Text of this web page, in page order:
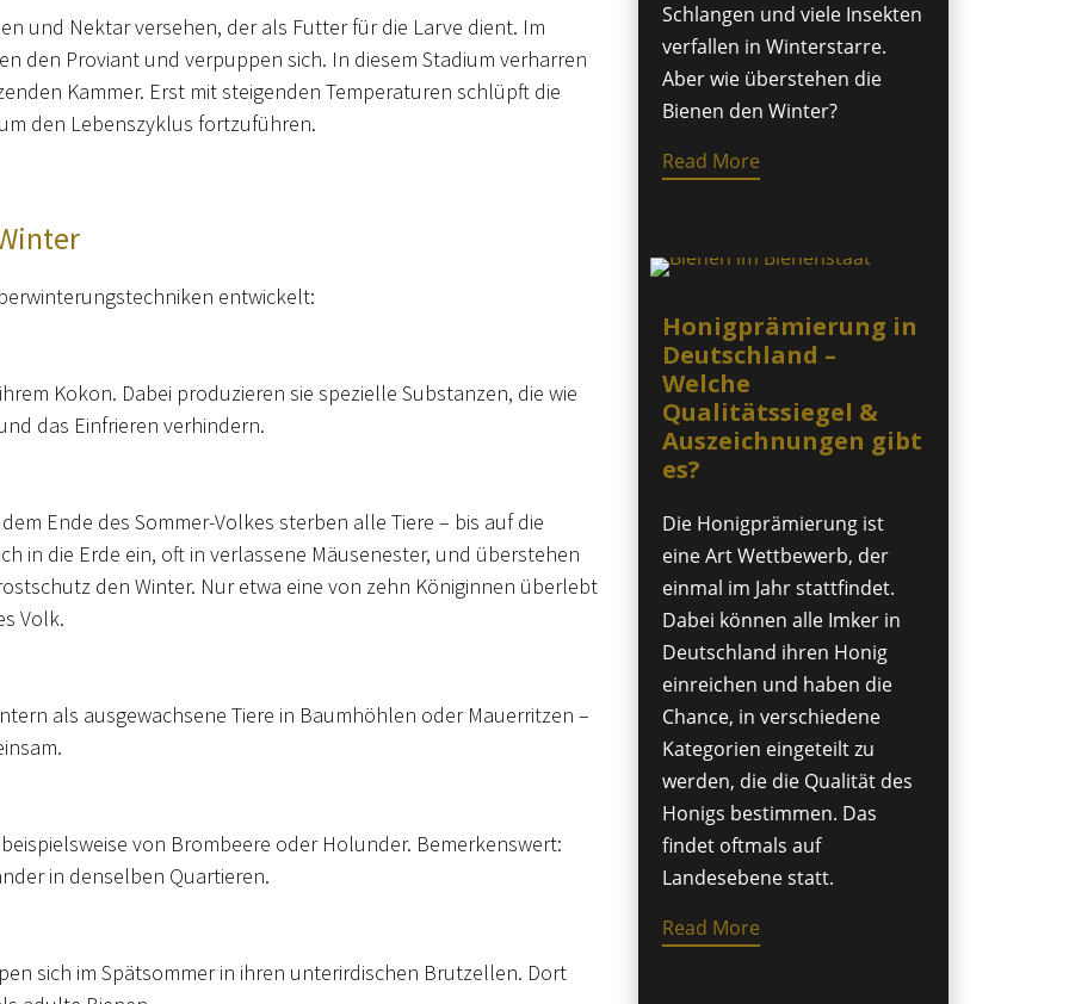
und Nektar versehen, der als Futter für die Larve dient. Im
den Proviant und verpuppen sich. In diesem Stadium verharren
Kammer. Erst mit steigenden Temperaturen schlüpft die
den Lebenszyklus fortzuführen.
entwickelt:
Kokon. Dabei produzieren sie spezielle Substanzen, die wie
das Einfrieren verhindern.
Ende des Sommer-Volkes sterben alle Tiere – bis auf die
in die Erde ein, oft in verlassene Mäusenester, und überstehen
den Winter. Nur etwa eine von zehn Königinnen überlebt
Volk.
als ausgewachsene Tiere in Baumhöhlen oder Mauerritzen –
von Brombeere oder Holunder. Bemerkenswert:
in denselben Quartieren.
sich im Spätsommer in ihren unterirdischen Brutzellen. Dort
Schlangen und viele Insekten
verfallen in Winterstarre.
Aber wie überstehen die
Bienen den Winter?
Read More
Honigprämierung in
Deutschland –
Welche
Qualitätssiegel &
Auszeichnungen gibt
es?
Die Honigprämierung ist
eine Art Wettbewerb, der
einmal im Jahr stattfindet.
Dabei können alle Imker in
Deutschland ihren Honig
einreichen und haben die
Chance, in verschiedene
Kategorien eingeteilt zu
werden, die die Qualität des
Honigs bestimmen. Das
findet oftmals auf
Landesebene statt.
Read More